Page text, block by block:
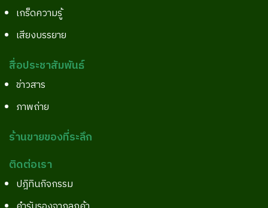
เกร็ดความรู้
เสียงบรรยาย
สื่อประชาสัมพันธ์
ข่าวสาร
ภาพถ่าย
ร้านขายของที่ระลึก
ติดต่อเรา
ปฎิทินกิจกรรม